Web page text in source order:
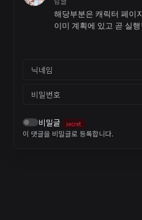
해당부분은 캐릭터 페이
이미 계획에 있고 곧 실
닉네임
비밀번호
비밀글 secret
이 댓글을 비밀글로 등록합니다.